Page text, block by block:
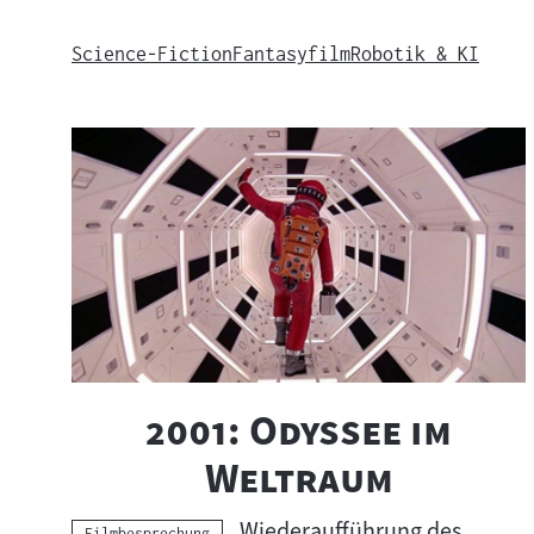
Science-FictionFantasyfilmRobotik & KI
"
2001: Odyssee im
Weltraum